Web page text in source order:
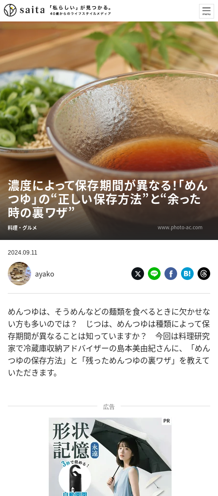
濃度によって保存期間が異なる！「めん
つゆ」の“正しい保存方法”と“余った
時の裏ワザ”
料理・グルメ www.photo-ac.com
2024.09.11
ayako
めんつゆは、そうめんなどの麺類を食べるときに欠かせな
い方も多いのでは？ じつは、めんつゆは種類によって保
存期間が異なることは知っていますか？ 今回は料理研究
家で冷蔵庫収納アドバイザーの島本美由紀さんに、「めん
つゆの保存方法」と「残っためんつゆの裏ワザ」を教えて
いただきます。
広告